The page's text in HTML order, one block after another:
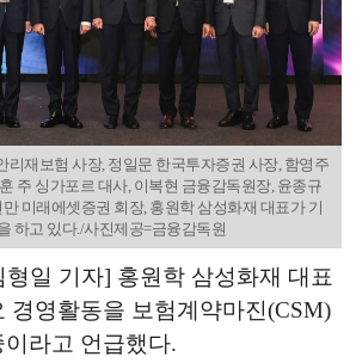
리재보험 사장, 정일문 한국투자증권 사장, 함영주
주 싱가포르 대사, 이복현 금융감독원장, 윤종규
미래에셋증권 회장, 홍원학 삼성화재 대표가 기
하고 있다./사진제공=금융감독원
일 기자] 홍원학 삼성화재 대표
경영활동을 보험계약마진(CSM)
라고 언급했다.